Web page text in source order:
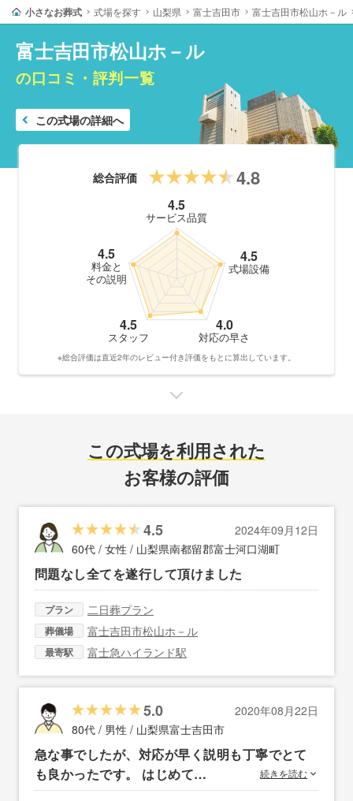
小さなお葬式 式場を探す 山梨県 富士吉田市 富士吉田市松山ホ－ル
富士吉田市松山ホ－ル
の口コミ・評判一覧
この式場の詳細へ
総合評価 4.8
4.5
サービス品質
4.5
式場設備
4.0
対応の早さ
4.5
スタッフ
4.5
料金と
その説明
※総合評価は直近2年のレビュー付き評価をもとに算出しています。
この式場を利用された
お客様の評価
4.5
2024年09月12日
60代 / 女性 / 山梨県南都留郡富士河口湖町
問題なし全てを遂行して頂けました
プラン 二日葬プラン
葬儀場 富士吉田市松山ホ－ル
最寄駅 富士急ハイランド駅
5.0
2020年08月22日
80代 / 男性 / 山梨県富士吉田市
急な事でしたが、対応が早く説明も丁寧でとて
も良かったです。 はじめて…
続きを読む